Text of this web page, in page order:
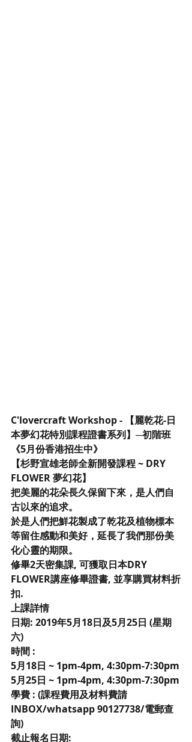
C'lovercraft Workshop - 【麗乾花-日
本夢幻花特別課程證書系列】─初階班
《5月份香港招生中》
【杉野宣雄老師全新開發課程 ~ DRY
FLOWER 夢幻花】
把美麗的花朵長久保留下來，是人們自
古以來的追求。
於是人們把鮮花製成了乾花及植物標本
等留住感動和美好，延長了我們那份美
化心靈的期限。
修畢2天密集課, 可獲取日本DRY
FLOWER講座修畢證書, 並享購買材料折
扣.
上課詳情
日期: 2019年5月18日及5月25日 (星期
六)
時間 :
5月18日 ~ 1pm-4pm, 4:30pm-7:30pm
5月25日 ~ 1pm-4pm, 4:30pm-7:30pm
學費 : (課程費用及材料費請
INBOX/whatsapp 90127738/電郵查
詢)
截止報名日期: